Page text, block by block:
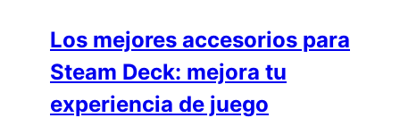
Los mejores accesorios para
Steam Deck: mejora tu
experiencia de juego